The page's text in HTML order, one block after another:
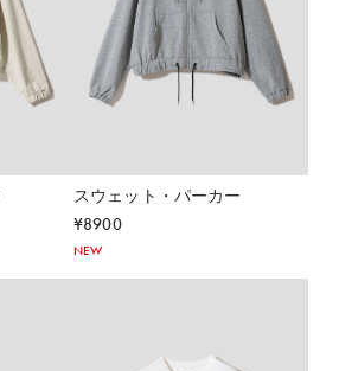
スウェット・パーカー
¥8900
NEW